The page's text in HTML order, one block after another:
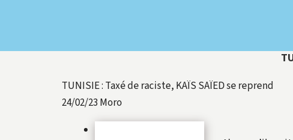
TUNISIE : Taxé de raciste, KAÏS SAÏED se reprend
24/02/23 Moro